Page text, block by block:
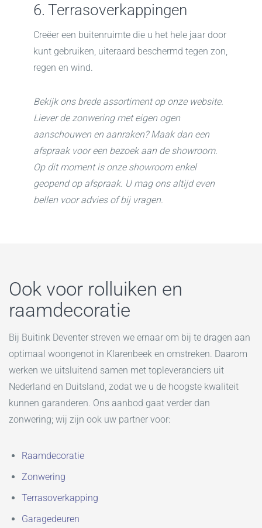
6. Terrasoverkappingen
Creëer een buitenruimte die u het hele jaar door
kunt gebruiken, uiteraard beschermd tegen zon,
regen en wind.
Bekijk ons brede assortiment op onze website.
Liever de zonwering met eigen ogen
aanschouwen en aanraken? Maak dan een
afspraak voor een bezoek aan de showroom.
Op dit moment is onze showroom enkel
geopend op afspraak. U mag ons altijd even
bellen voor advies of bij vragen.
Ook voor rolluiken en
raamdecoratie
Bij Buitink Deventer streven we ernaar om bij te dragen aan
optimaal woongenot in Klarenbeek en omstreken. Daarom
werken we uitsluitend samen met topleveranciers uit
Nederland en Duitsland, zodat we u de hoogste kwaliteit
kunnen garanderen. Ons aanbod gaat verder dan
zonwering; wij zijn ook uw partner voor:
Raamdecoratie
Zonwering
Terrasoverkapping
Garagedeuren